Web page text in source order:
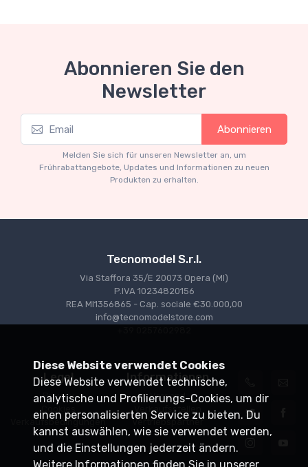
Mythos Collection 1-18
Ferrari 166 MM Abarth Metallic Silver Press
€227.05 €239.00
Abonnieren Sie den
Newsletter
Abonnieren
Melden Sie sich für unseren Newsletter an, um
Frührabattangebote, Updates und Informationen zu neuen
Produkten zu erhalten.
Tecnomodel S.r.l.
Via Staffora 35/E 20073 Opera (MI)
P.IVA 10234820156
REA MI1356865 - Cap. sociale €30.000,00
info@tecnomodelstore.com
Legal
Privacy
Cookies
Verkaufsbedingungen
Informationen
Versand
Verkaufsstellen
Vertriebspartner
Diese Website verwendet Cookies
Diese Website verwendet technische,
analytische und Profilierungs-Cookies, um dir
einen personalisierten Service zu bieten. Du
kannst auswählen, wie sie verwendet werden,
und die Einstellungen jederzeit ändern.